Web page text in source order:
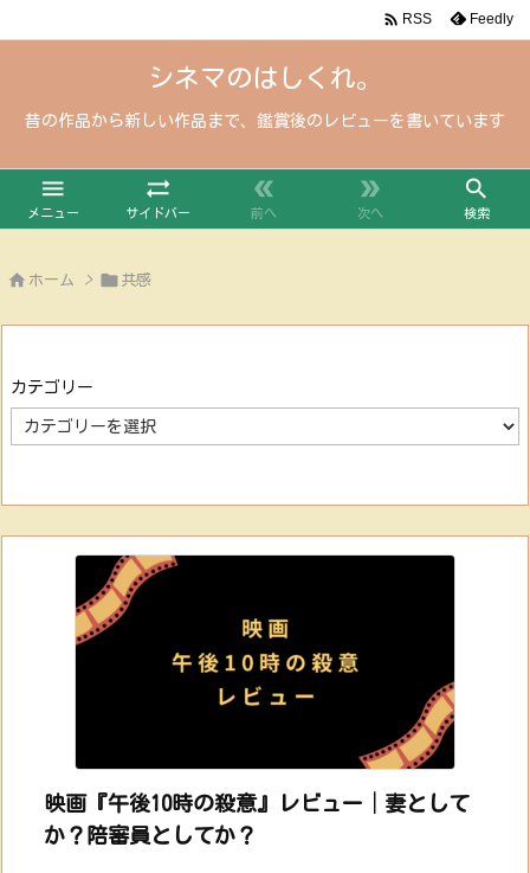
シネマのはしくれ。
昔の作品から新しい作品まで、鑑賞後のレビューを書いています

メニュー

サイドバー

前へ

次へ

検索
 RSS Feedly
 ホーム >  共感
カテゴリー
テ
ゴ
映画『午後10時の殺意』レビュー│妻として
か？陪審員としてか？